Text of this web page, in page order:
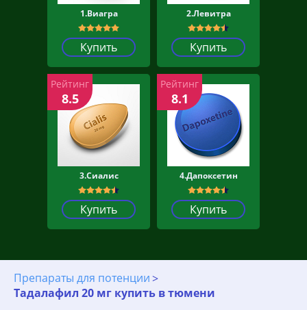
1.Виагра
Купить
2.Левитра
Купить
3.Сиалис
Купить
Рейтинг
8.5
4.Дапоксетин
Купить
Рейтинг
8.1
Препараты для потенции
Тадалафил 20 мг купить в тюмени